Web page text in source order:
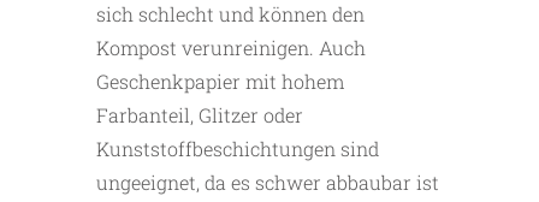
sich schlecht und können den
Kompost verunreinigen. Auch
Geschenkpapier mit hohem
Farbanteil, Glitzer oder
Kunststoffbeschichtungen sind
ungeeignet, da es schwer abbaubar ist